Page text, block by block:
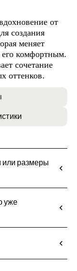
от
создания
меняет
его комфортным.
сочетание
оттенков.
или размеры
в
уже